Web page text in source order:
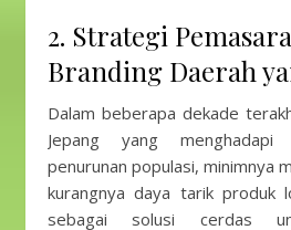
2. Strategi
Branding Daerah
Dalam beberapa dekade
Jepang yang menghadapi
penurunan populasi, minimnya
kurangnya daya tarik produk
sebagai solusi cerdas